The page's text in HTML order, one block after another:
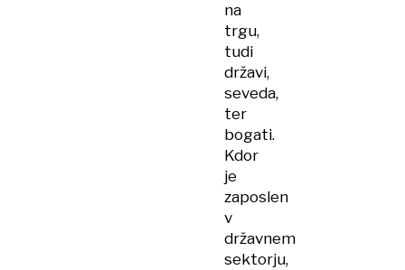
na
trgu,
tudi
državi,
seveda,
ter
bogati.
Kdor
je
zaposlen
v
državnem
sektorju,